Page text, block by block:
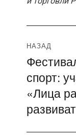
по
записям
НАЗАД
Предыдущая
запись:
спорт:
«Лица